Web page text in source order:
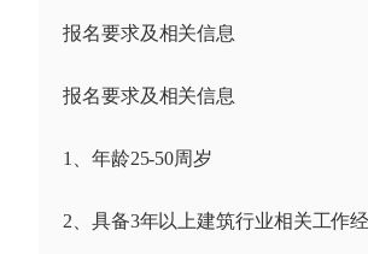
报名要求及相关信息
报名要求及相关信息
1、年龄25-50周岁
2、具备3年以上建筑行业相关工作